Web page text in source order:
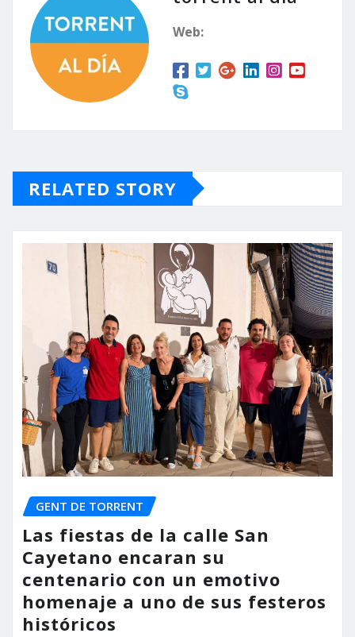
Web:
RELATED STORY
GENT DE TORRENT
Las fiestas de la calle San
Cayetano encaran su
centenario con un emotivo
homenaje a uno de sus festeros
históricos